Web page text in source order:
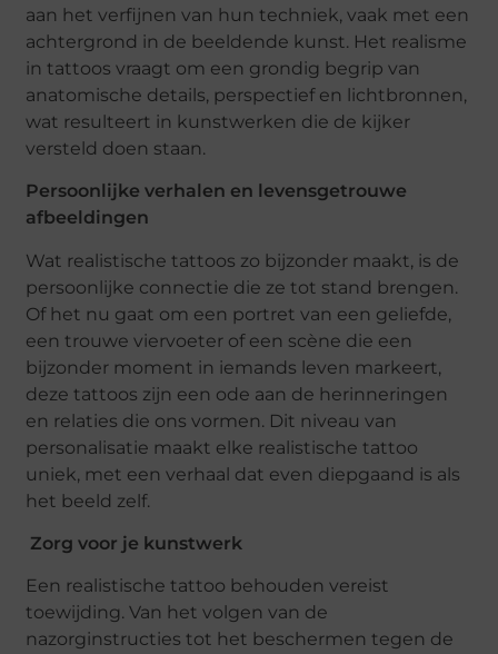
aan het verfijnen van hun techniek, vaak met een
achtergrond in de beeldende kunst. Het realisme
in tattoos vraagt om een grondig begrip van
anatomische details, perspectief en lichtbronnen,
wat resulteert in kunstwerken die de kijker
versteld doen staan.
Persoonlijke verhalen en levensgetrouwe
afbeeldingen
Wat realistische tattoos zo bijzonder maakt, is de
persoonlijke connectie die ze tot stand brengen.
Of het nu gaat om een portret van een geliefde,
een trouwe viervoeter of een scène die een
bijzonder moment in iemands leven markeert,
deze tattoos zijn een ode aan de herinneringen
en relaties die ons vormen. Dit niveau van
personalisatie maakt elke realistische tattoo
uniek, met een verhaal dat even diepgaand is als
het beeld zelf.
Zorg voor je kunstwerk
Een realistische tattoo behouden vereist
toewijding. Van het volgen van de
nazorginstructies tot het beschermen tegen de